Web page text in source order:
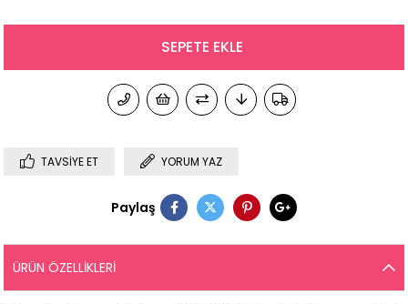
TAVSIYE ET YORUM YAZ
Paylaş
ÜRÜN ÖZELLIKLERI